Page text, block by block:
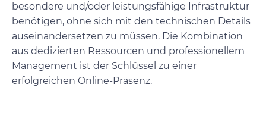
besondere und/oder leistungsfähige Infrastruktur
benötigen, ohne sich mit den technischen Details
auseinandersetzen zu müssen. Die Kombination
aus dedizierten Ressourcen und professionellem
Management ist der Schlüssel zu einer
erfolgreichen Online-Präsenz.